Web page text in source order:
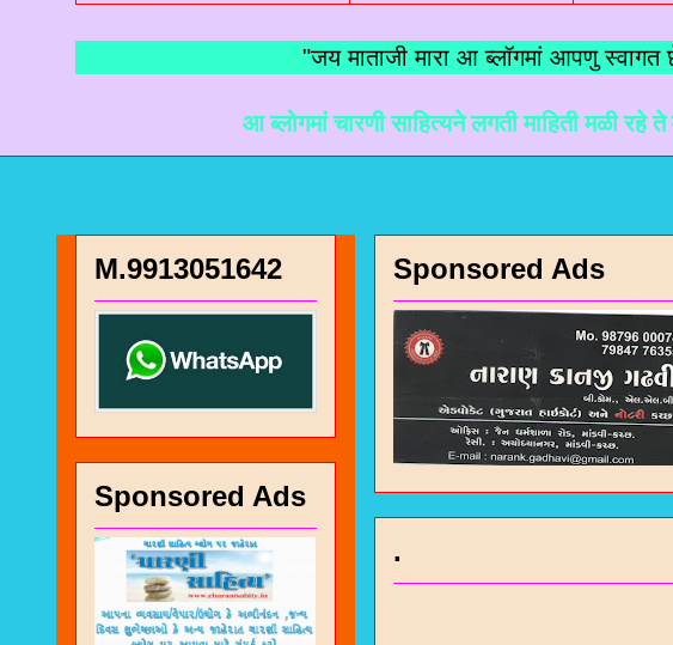
"जय माताजी मारा आ ब्लॉगमां आपणु स्वागत छे
आ ब्लोगमां चारणी साहित्यने लगती माहिती मळी रहे ते माटे
Sponsored Ads
.
M.9913051642
Sponsored Ads